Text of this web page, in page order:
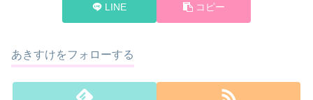
LINE コピー
あきすけをフォローする